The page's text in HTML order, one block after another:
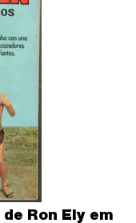
Ron Ely em